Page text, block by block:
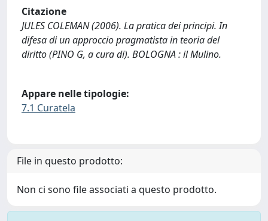
Citazione
JULES COLEMAN (2006). La pratica dei principi. In
difesa di un approccio pragmatista in teoria del
diritto (PINO G, a cura di). BOLOGNA : il Mulino.
Appare nelle tipologie:
7.1 Curatela
File in questo prodotto:
Non ci sono file associati a questo prodotto.